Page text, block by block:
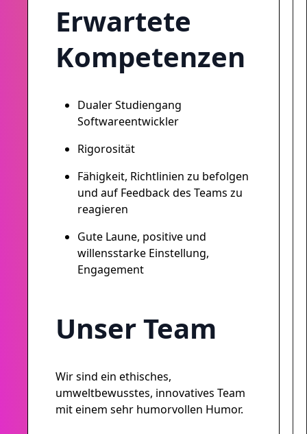
Erwartete
Kompetenzen
Dualer Studiengang
Softwareentwickler
Rigorosität
Fähigkeit, Richtlinien zu befolgen
und auf Feedback des Teams zu
reagieren
Gute Laune, positive und
willensstarke Einstellung,
Engagement
Unser Team
Wir sind ein ethisches,
umweltbewusstes, innovatives Team
mit einem sehr humorvollen Humor.